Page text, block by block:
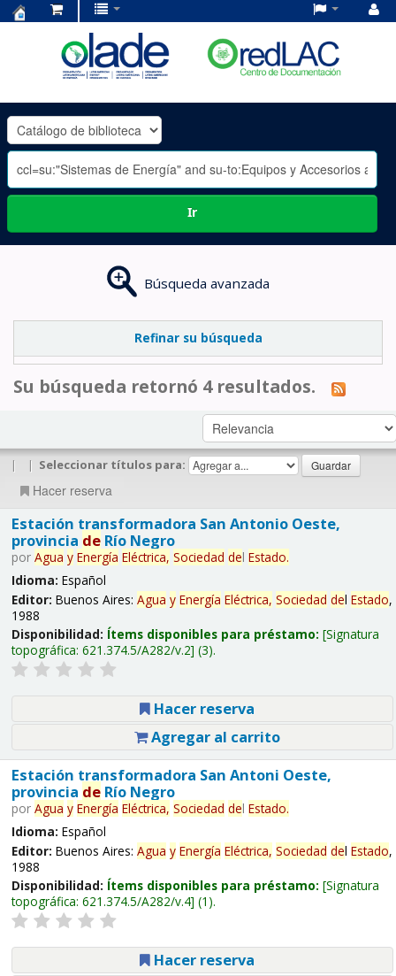
OLADE
-
Ir
Búsqueda avanzada
Refinar su búsqueda
Su búsqueda retornó 4 resultados.
| | Seleccionar títulos para:
Hacer reserva
Estación transformadora San Antonio Oeste,
provincia deRío Negro
por Agua y Energía Eléctrica, Sociedad del Estado.
Idioma: Español
Editor: Buenos Aires: Agua y Energía Eléctrica, Sociedad del Estado,
1988
Disponibilidad: Ítems disponibles para préstamo: Signatura
topográfica: 621.374.5/A282/v.2 (3).
Hacer reserva
Agregar al carrito
Estación transformadora San Antoni Oeste,
provincia deRío Negro
por Agua y Energía Eléctrica, Sociedad del Estado.
Idioma: Español
Editor: Buenos Aires: Agua y Energía Eléctrica, Sociedad del Estado,
1988
Disponibilidad: Ítems disponibles para préstamo: Signatura
topográfica: 621.374.5/A282/v.4 (1).
Hacer reserva